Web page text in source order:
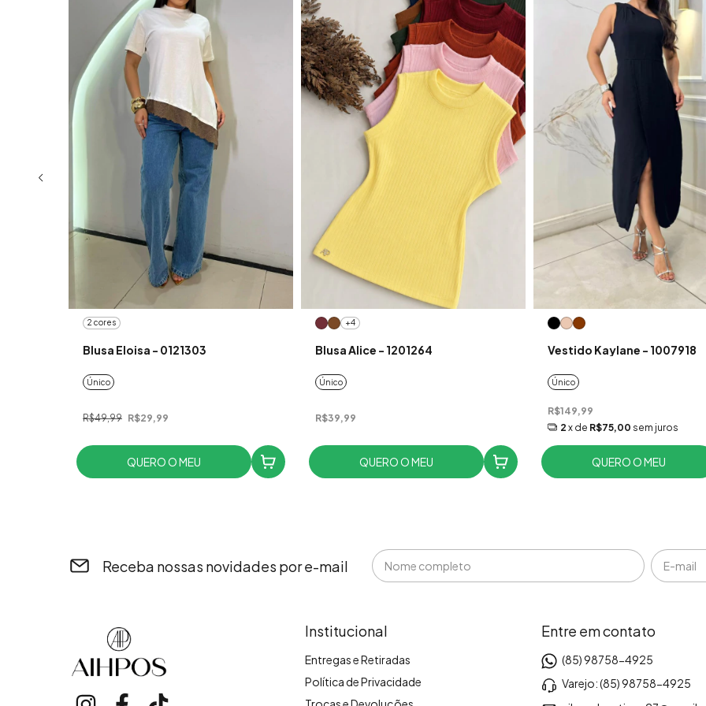
2 cores
Blusa Eloisa - 0121303
Único
R$49,99 R$29,99
QUERO O MEU
+4
Blusa Alice - 1201264
Único
R$39,99
QUERO O MEU
Vestido Kaylane - 1007918
Único
R$149,99
2 x de R$75,00 sem juros
QUERO O MEU
Receba nossas novidades por e-mail
Institucional
Entregas e Retiradas
Política de Privacidade
Entre em contato
(85) 98758-4925
Varejo: (85) 98758-4925